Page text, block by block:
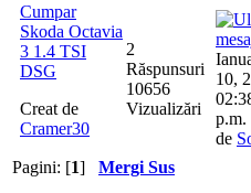
Cumpar
Skoda Octavia
3 1.4 TSI
DSG
Creat de
Cramer30
2
Răspunsuri
10656
Vizualizări
10,
p.m.
de
Pagini: [1] Mergi Sus